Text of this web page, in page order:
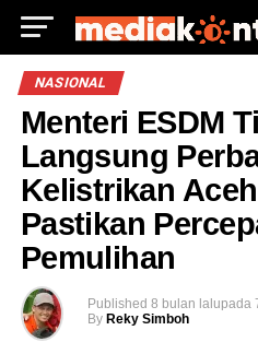
NASIONAL
Menteri ESDM
Langsung
Kelistrikan
Pastikan
Pemulihan
Published 8 bulan lalupada
By Reky Simboh